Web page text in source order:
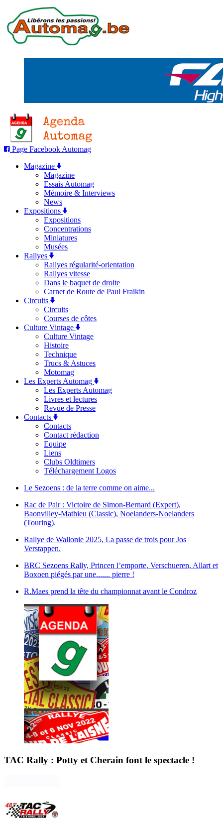
Page Facebook Automag
Magazine
Magazine
Essais Automag
Mémoire & Interviews
News
Expositions
Expositions
Concentrations
Miniatures
Musées
Rallyes
Rallyes régularité-orientation
Rallyes vitesse
Dans le baquet de droite
Carnet de Route de Paul Fraikin
Circuits
Circuits
Courses de côtes
Culture Vintage
Culture Vintage
Histoire
Technique
Trucs & Astuces
Motomag
Les Experts Automag
Les Experts Automag
Livres et lectures
Revue de Presse
Contacts
Contacts
Contact rédaction
Equipe
Liens
Clubs Oldtimers
Téléchargement Logos
Le Sezoens : de la terre comme on aime...
Rac de Pair : Victoire de Simon-Bernard (Expert),
Baonvilley-Mathieu (Classic), Noelanders-Noelanders
(Touring).
Rallye de Wallonie 2025, La passe de trois pour Jos
Verstappen.
BRC Sezoens Rally, Princen l’emporte, Verschueren, Allart et
Boxoen piégés par une....... pierre !
R.Maes prend la tête du championnat avant le Condroz
TAC Rally : Potty et Cherain font le spectacle !